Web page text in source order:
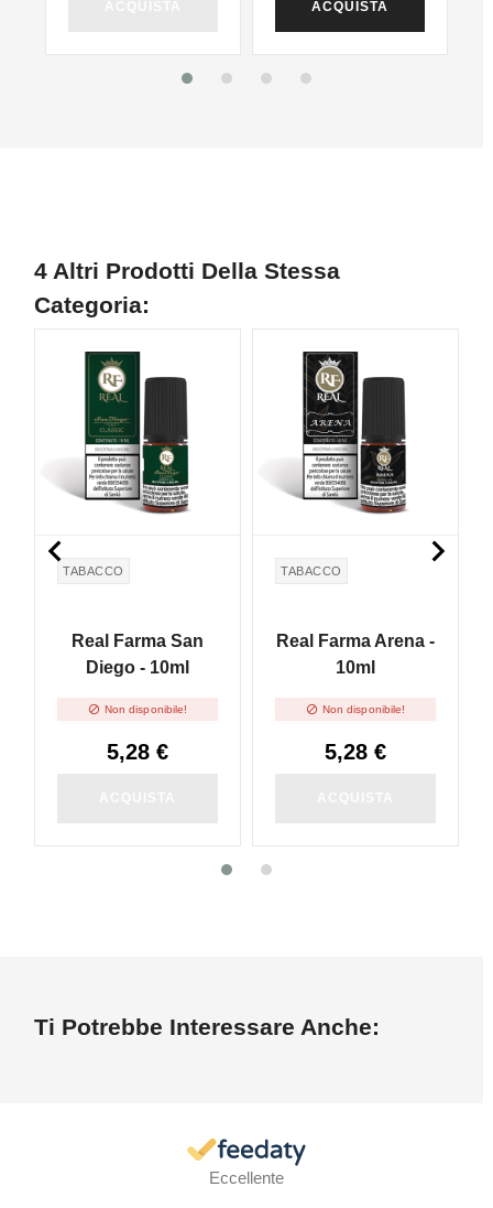
ACQUISTA
4 Altri Prodotti Della Stessa
Categoria:
TABACCO
Real Farma San
Diego - 10ml
 Non disponibile!
5,28 €
TABACCO
Real Farma Arena -
10ml
 Non disponibile!
5,28 €
 
Ti Potrebbe Interessare Anche:
Eccellente